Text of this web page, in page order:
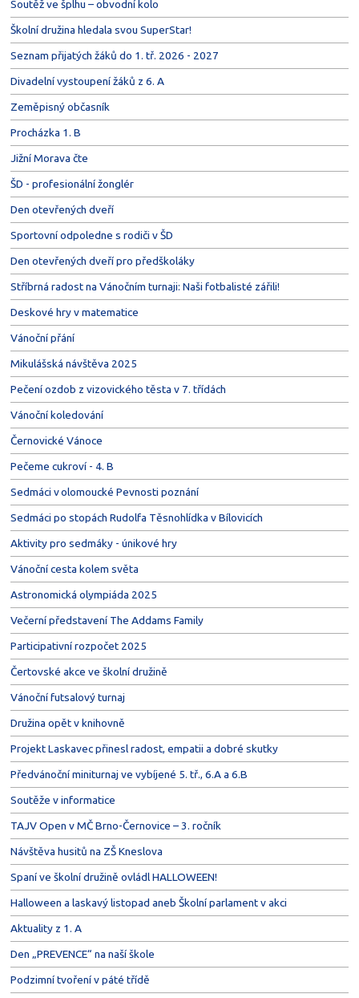
Soutěž ve šplhu – obvodní kolo
Školní družina hledala svou SuperStar!
Seznam přijatých žáků do 1. tř. 2026 - 2027
Divadelní vystoupení žáků z 6. A
Zeměpisný občasník
Procházka 1. B
Jižní Morava čte
ŠD - profesionální žonglér
Den otevřených dveří
Sportovní odpoledne s rodiči v ŠD
Den otevřených dveří pro předškoláky
Stříbrná radost na Vánočním turnaji: Naši fotbalisté zářili!
Deskové hry v matematice
Vánoční přání
Mikulášská návštěva 2025
Pečení ozdob z vizovického těsta v 7. třídách
Vánoční koledování
Černovické Vánoce
Pečeme cukroví - 4. B
Sedmáci v olomoucké Pevnosti poznání
Sedmáci po stopách Rudolfa Těsnohlídka v Bílovicích
Aktivity pro sedmáky - únikové hry
Vánoční cesta kolem světa
Astronomická olympiáda 2025
Večerní představení The Addams Family
Participativní rozpočet 2025
Čertovské akce ve školní družině
Vánoční futsalový turnaj
Družina opět v knihovně
Projekt Laskavec přinesl radost, empatii a dobré skutky
Předvánoční miniturnaj ve vybíjené 5. tř., 6.A a 6.B
Soutěže v informatice
TAJV Open v MČ Brno-Černovice – 3. ročník
Návštěva husitů na ZŠ Kneslova
Spaní ve školní družině ovládl HALLOWEEN!
Halloween a laskavý listopad aneb Školní parlament v akci
Aktuality z 1. A
Den „PREVENCE“ na naší škole
Podzimní tvoření v páté třídě